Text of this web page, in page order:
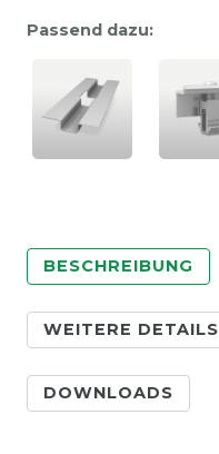
Passend dazu:
BESCHREIBUNG
WEITERE DETAILS
DOWNLOADS